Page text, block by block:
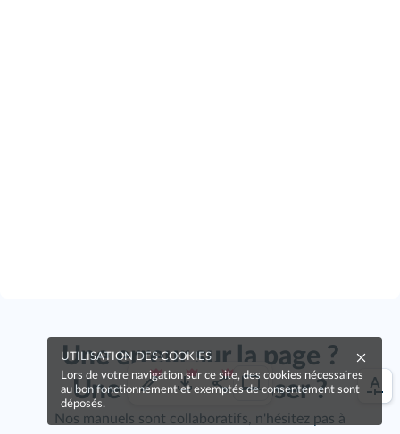
Une erreur sur la page ?
Une idée à proposer ?
Nos manuels sont collaboratifs, n'hésitez pas à
UTILISATION DES COOKIES
Lors de votre navigation sur ce site, des cookies nécessaires
au bon fonctionnement et exemptés de consentement sont
déposés.